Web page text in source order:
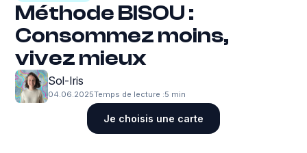
Méthode BISOU :
Consommez moins,
vivez mieux
Sol-Iris
04.06.2025Temps de lecture :5 min
Je choisis une carte